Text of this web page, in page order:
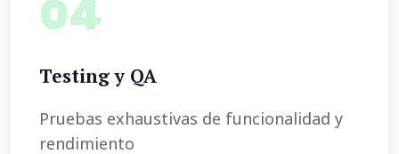
04
Testing y QA
Pruebas exhaustivas de funcionalidad y
rendimiento